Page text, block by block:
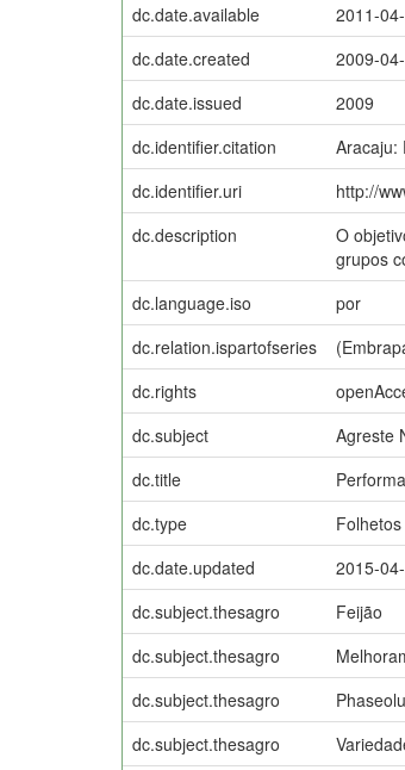
dc.date.available
2011-
dc.date.created
2009-
dc.date.issued
2009
dc.identifier.citation
Aracaju:
dc.identifier.uri
http://
dc.description
O
grupos
dc.language.iso por
dc.relation.ispartofseries
dc.rights
dc.subject
Agreste
dc.title
dc.type
Folhetos
dc.date.updated
2015-
dc.subject.thesagro
Feijão
dc.subject.thesagro
dc.subject.thesagro
dc.subject.thesagro